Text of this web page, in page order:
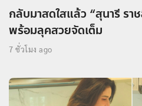
กลับมาสดใสแล้ว “สุนารี รา
พร้อมลุคสวยจัดเต็ม
7 ชั่วโมง ago